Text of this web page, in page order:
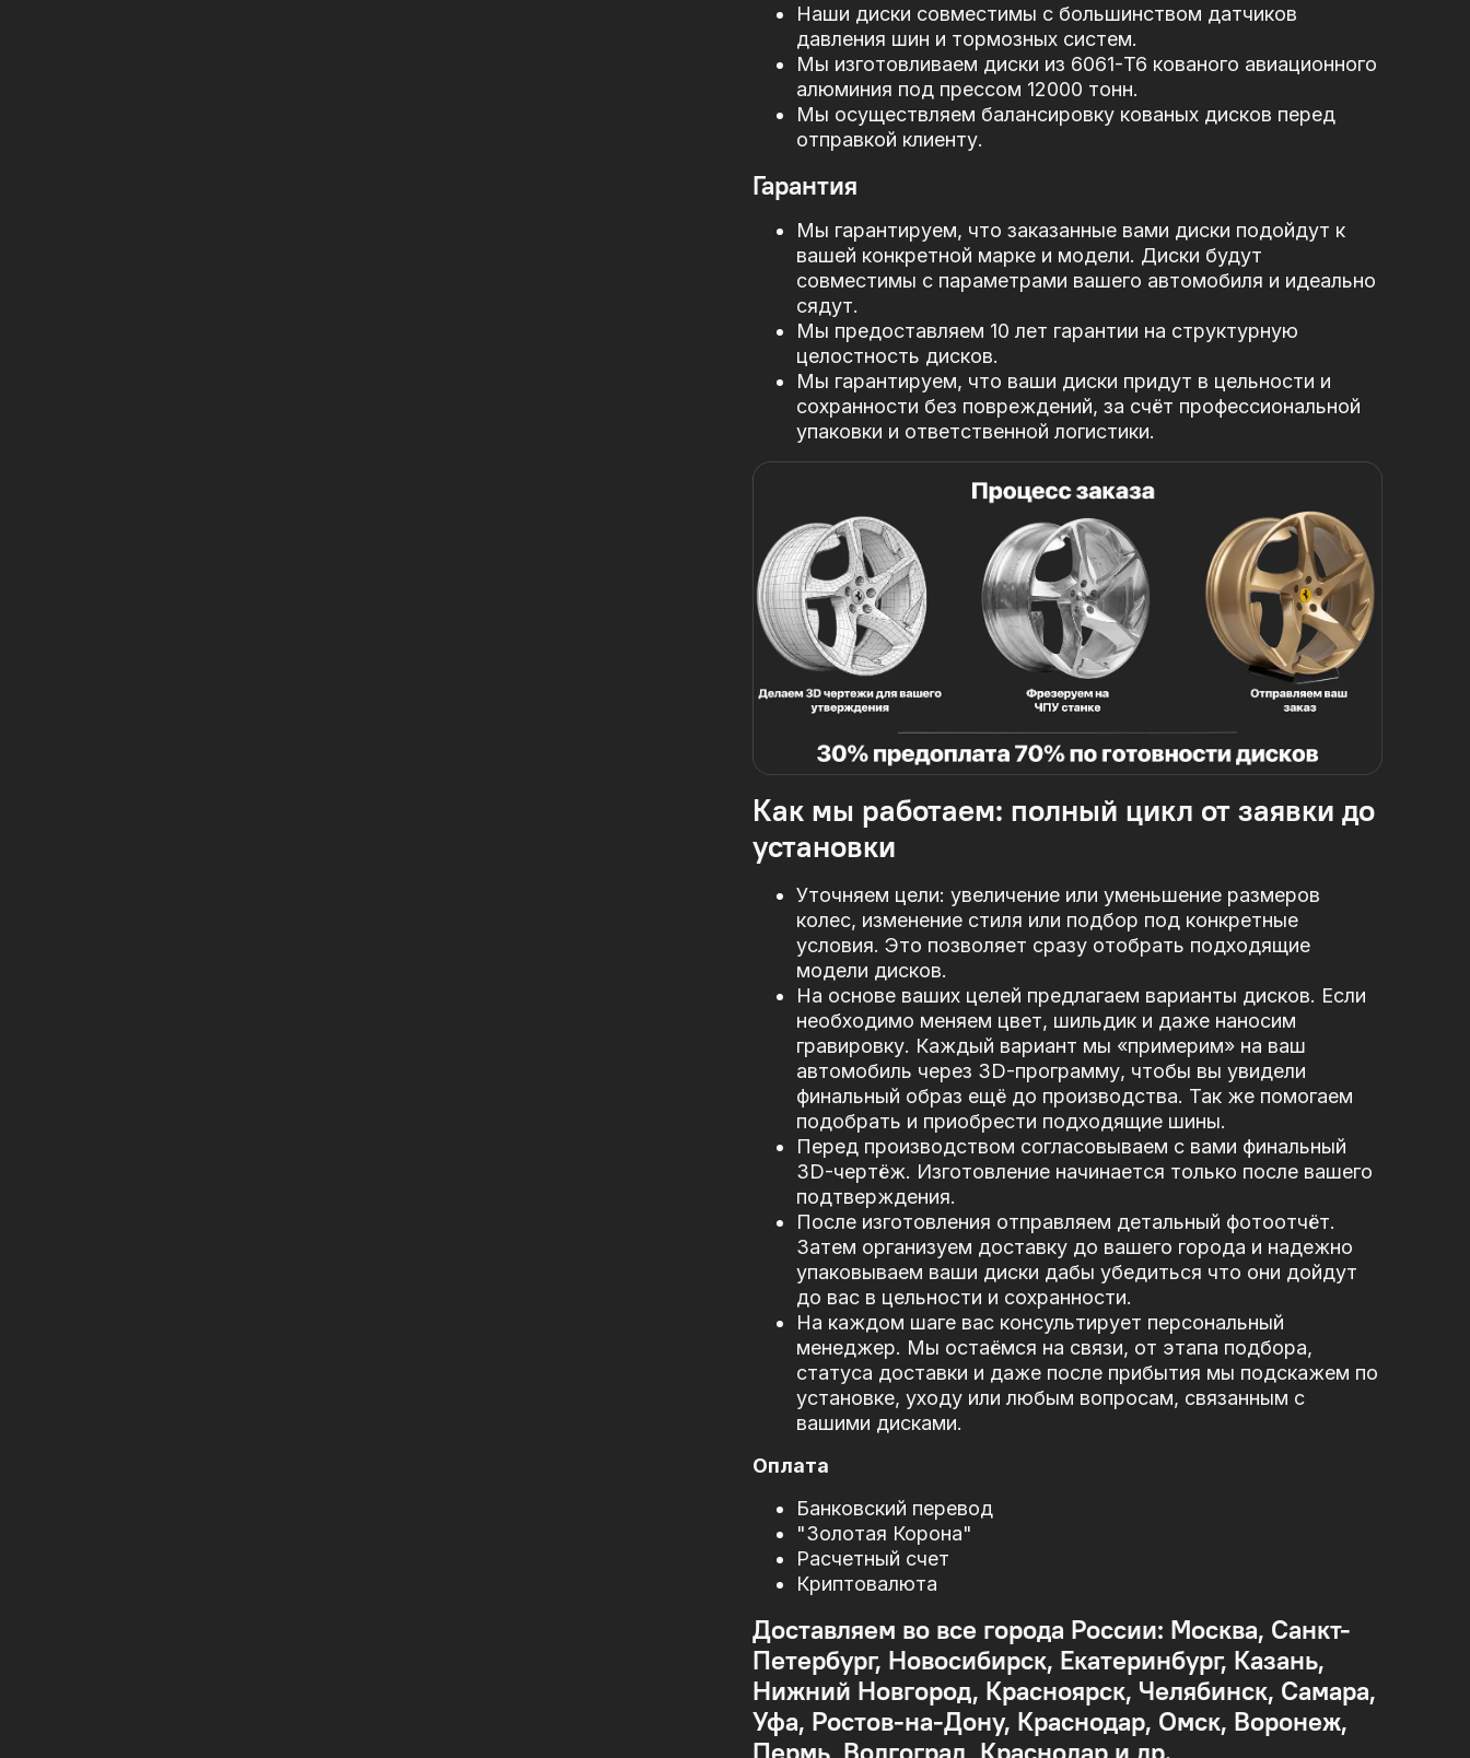
Наши диски совместимы с большинством датчиков
давления шин и тормозных систем.
Мы изготовливаем диски из 6061-T6 кованого авиационного
алюминия под прессом 12000 тонн.
Мы осуществляем балансировку кованых дисков перед
отправкой клиенту.
Гарантия
Мы гарантируем, что заказанные вами диски подойдут к
вашей конкретной марке и модели. Диски будут
совместимы с параметрами вашего автомобиля и идеально
сядут.
Мы предоставляем 10 лет гарантии на структурную
целостность дисков.
Мы гарантируем, что ваши диски придут в цельности и
сохранности без повреждений, за счёт профессиональной
упаковки и ответственной логистики.
Как мы работаем: полный цикл от заявки до
установки
Уточняем цели: увеличение или уменьшение размеров
колес, изменение стиля или подбор под конкретные
условия. Это позволяет сразу отобрать подходящие
модели дисков.
На основе ваших целей предлагаем варианты дисков. Если
необходимо меняем цвет, шильдик и даже наносим
гравировку. Каждый вариант мы «примерим» на ваш
автомобиль через 3D-программу, чтобы вы увидели
финальный образ ещё до производства. Так же помогаем
подобрать и приобрести подходящие шины.
Перед производством согласовываем с вами финальный
3D-чертёж. Изготовление начинается только после вашего
подтверждения.
После изготовления отправляем детальный фотоотчёт.
Затем организуем доставку до вашего города и надежно
упаковываем ваши диски дабы убедиться что они дойдут
до вас в цельности и сохранности.
На каждом шаге вас консультирует персональный
менеджер. Мы остаёмся на связи, от этапа подбора,
статуса доставки и даже после прибытия мы подскажем по
установке, уходу или любым вопросам, связанным с
вашими дисками.
Оплата
Банковский перевод
"Золотая Корона"
Расчетный счет
Криптовалюта
Доставляем во все города России: Москва, Санкт-
Петербург, Новосибирск, Екатеринбург, Казань,
Нижний Новгород, Красноярск, Челябинск, Самара,
Уфа, Ростов-на-Дону, Краснодар, Омск, Воронеж,